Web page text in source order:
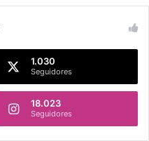
1.030
Seguidores
18.023
Seguidores